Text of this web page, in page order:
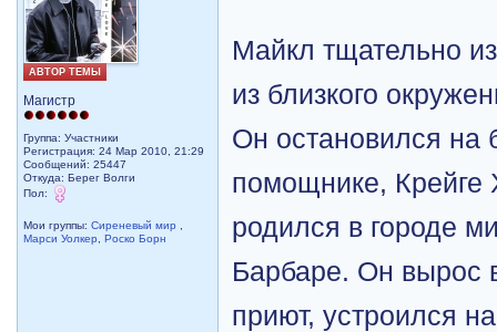
АВТОР ТЕМЫ
Магистр
Группа: Участники
Регистрация: 24 Мар 2010, 21:29
Сообщений: 25447
Откуда: Берег Волги
Пол:
Мои группы:Сиреневый мир
Марси Уолкер
,Роско Борн
Майкл тщательно
из близкого
Он остановился на
помощнике, Крейге
родился в городе
Барбаре. Он вырос
приют, устроился